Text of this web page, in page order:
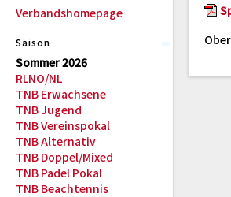
Verbandshomepage
Saison
Sommer 2026
RLNO/NL
TNB Erwachsene
TNB Jugend
TNB Vereinspokal
TNB Alternativ
TNB Doppel/Mixed
TNB Padel Pokal
TNB Beachtennis